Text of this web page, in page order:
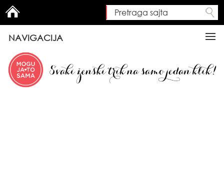
Search form
Pretraga sajta
NAVIGACIJA